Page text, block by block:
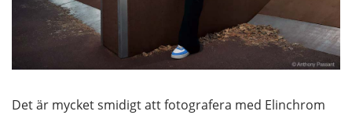
Det är mycket smidigt att fotografera med Elinchrom